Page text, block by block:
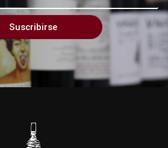
Suscribirse